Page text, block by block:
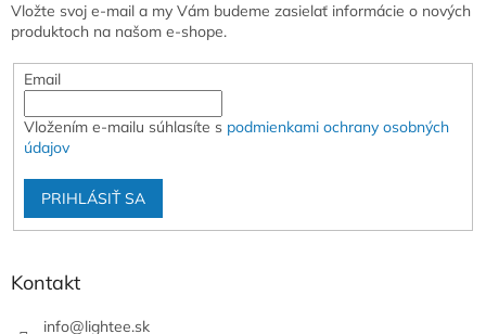
Vložte svoj e-mail a my Vám budeme zasielať informácie o nových
produktoch na našom e-shope.
Email
Vložením e-mailu súhlasíte s podmienkami ochrany osobných
údajov
PRIHLÁSIŤ SA
Kontakt
info@lightee.sk